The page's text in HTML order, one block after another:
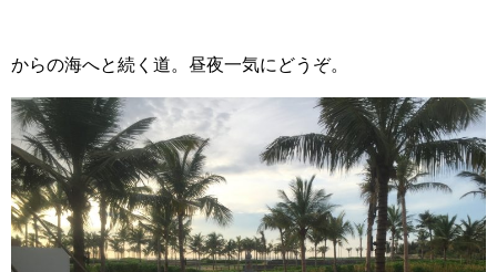
からの海へと続く道。昼夜一気にどうぞ。